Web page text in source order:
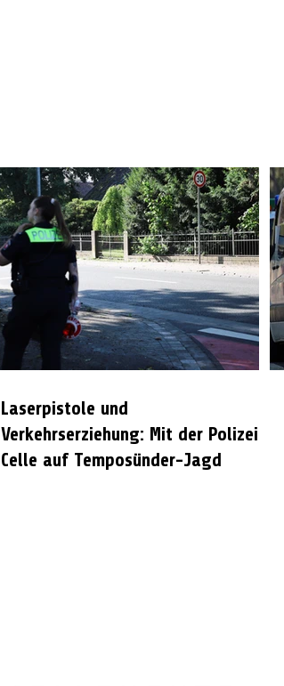
Laserpistole und
Verkehrserziehung: Mit der Polizei
Celle auf Temposünder-Jagd